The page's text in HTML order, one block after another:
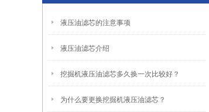
液压油滤芯的注意事项
液压油滤芯介绍
挖掘机液压油滤芯多久换一次比较好？
为什么要更换挖掘机液压油滤芯？